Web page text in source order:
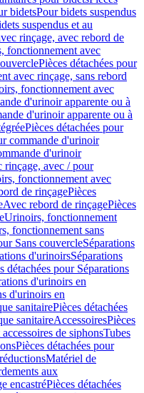
bidetsPour bidets suspendus
suspendus et au
rinçage, avec rebord de
fonctionnement avec
Pièces détachées pour
avec rinçage, sans rebord
fonctionnement avec
d'urinoir apparente ou à
d'urinoir apparente ou à
Pièces détachées pour
commande d'urinoir
d'urinoir
avec / pour
fonctionnement avec
de rinçagePièces
Avec rebord de rinçagePièces
Urinoirs, fonctionnement
fonctionnement sans
Sans couvercleSéparations
d'urinoirsSéparations
détachées pour Séparations
d'urinoirs en
d'urinoirs en
sanitairePièces détachées
sanitaireAccessoiresPièces
de siphonsTubes
Pièces détachées pour
Matériel de
aux
encastréPièces détachées